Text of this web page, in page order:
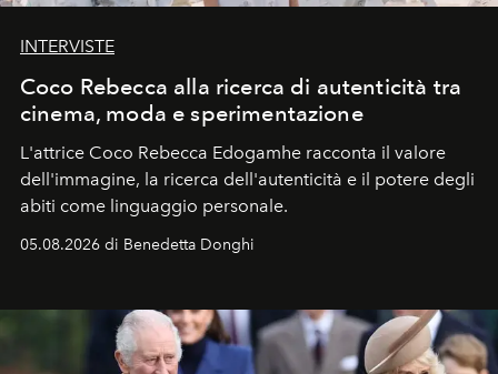
INTERVISTE
Coco Rebecca alla ricerca di autenticità tra
cinema, moda e sperimentazione
L'attrice Coco Rebecca Edogamhe racconta il valore
dell'immagine, la ricerca dell'autenticità e il potere degli
abiti come linguaggio personale.
05.08.2026 di Benedetta Donghi